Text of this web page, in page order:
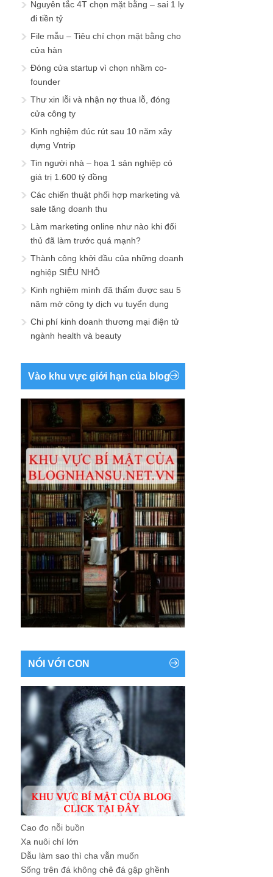
Nguyên tắc 4T chọn mặt bằng – sai 1 ly
đi tiền tỷ
File mẫu – Tiêu chí chọn mặt bằng cho
cửa hàn
Đóng cửa startup vì chọn nhầm co-
founder
Thư xin lỗi và nhận nợ thua lỗ, đóng
cửa công ty
Kinh nghiệm đúc rút sau 10 năm xây
dựng Vntrip
Tin người nhà – họa 1 sản nghiệp có
giá trị 1.600 tỷ đồng
Các chiến thuật phối hợp marketing và
sale tăng doanh thu
Làm marketing online như nào khi đối
thủ đã làm trước quá mạnh?
Thành công khởi đầu của những doanh
nghiệp SIÊU NHỎ
Kinh nghiệm mình đã thấm được sau 5
năm mở công ty dịch vụ tuyển dụng
Chi phí kinh doanh thương mại điện tử
ngành health và beauty
Vào khu vực giới hạn của blog
NÓI VỚI CON
Cao đo nỗi buồn
Xa nuôi chí lớn
Dẫu làm sao thì cha vẫn muốn
Sống trên đá không chê đá gập ghềnh